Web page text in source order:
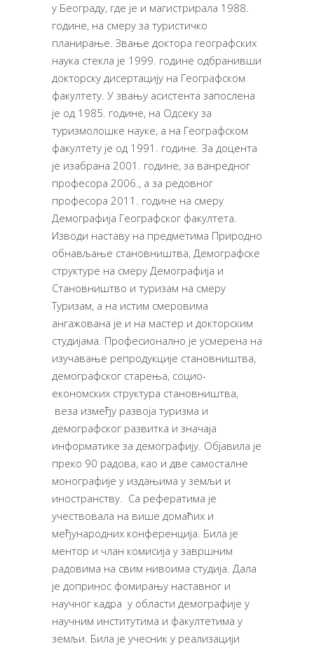
у Бе­о­гра­ду, где је и магистрирала 1988.
го­ди­не, на смеру за туристичко
планирање. Звање док­то­ра ге­о­граф­ских
на­у­ка стекла је 1999. го­ди­не одбранивши
докторску дисертацију на Географском
факултету. У звању асистента запослена
је од 1985. године, на Одсеку за
туризмолошке науке, а на Географском
факултету је од 1991. године. За доцента
је изабрана 2001. године, за ванредног
професора 2006., а за редовног
професора 2011. године на смеру
Демографија Географског факултета.
Изводи наставу на предметима Природно
обнављање становништва, Демографске
структуре на смеру Демографија и
Становништво и туризам на смеру
Туризам, а на истим смеровима
ангажована је и на мастер и докторским
студијама. Професионално је усмерена на
изучавање репродукције становништва,
демографског старења, социо-
економских структура становништва,
веза између развоја туризма и
демографског развитка и значаја
информатике за демографију. Објавила је
преко 90 радова, као и две самосталне
монографије у издањима у земљи и
иностранству. Са рефератима је
учествовала на више домаћих и
међународних конференција. Била је
ментор и члан комисија у завршним
радовима на свим нивоима студија. Дала
је допринос фомирању наставног и
научног кадра у обла­сти де­мо­гра­фи­је у
научним институтима и факултетима у
земљи. Била је учесник у реализацији